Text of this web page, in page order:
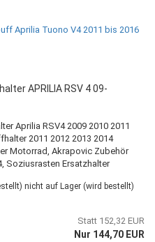
APRILIA RSV 4 09-
Aprilia RSV4 2009 2010 2011
2011 2012 2013 2014
Motorrad, Akrapovic Zubehör
Soziusrasten Ersatzhalter
nicht auf Lager (wird bestellt)
Statt 152,32 EUR
Nur 144,70 EUR